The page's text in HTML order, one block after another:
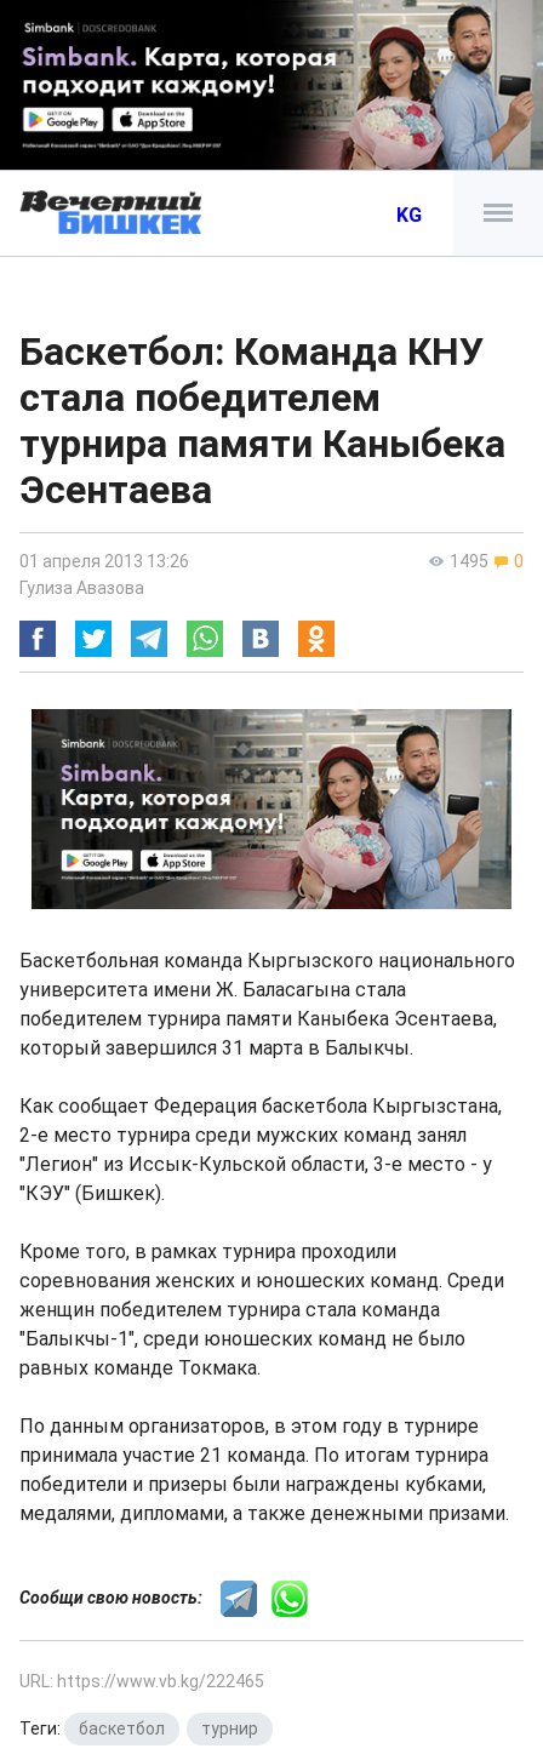
KG
Баскетбол: Команда КНУ
стала победителем
турнира памяти Каныбека
Эсентаева
1495 0
01 апреля 2013 13:26
Гулиза Авазова
Баскетбольная команда Кыргызского национального
университета имени Ж. Баласагына стала
победителем турнира памяти Каныбека Эсентаева,
который завершился 31 марта в Балыкчы.
Как сообщает Федерация баскетбола Кыргызстана,
2-е место турнира среди мужских команд занял
"Легион" из Иссык-Кульской области, 3-е место - у
"КЭУ" (Бишкек).
Кроме того, в рамках турнира проходили
соревнования женских и юношеских команд. Среди
женщин победителем турнира стала команда
"Балыкчы-1", среди юношеских команд не было
равных команде Токмака.
По данным организаторов, в этом году в турнире
принимала участие 21 команда. По итогам турнира
победители и призеры были награждены кубками,
медалями, дипломами, а также денежными призами.
Сообщи свою новость:
URL: https://www.vb.kg/222465
Теги: баскетбол турнир